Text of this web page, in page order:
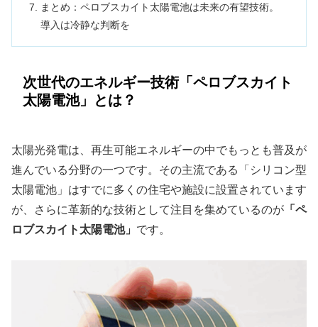
まとめ：ペロブスカイト太陽電池は未来の有望技術。
導入は冷静な判断を
次世代のエネルギー技術「ペロブスカイト
太陽電池」とは？
太陽光発電は、再生可能エネルギーの中でもっとも普及が
進んでいる分野の一つです。その主流である「シリコン型
太陽電池」はすでに多くの住宅や施設に設置されています
が、さらに革新的な技術として注目を集めているのが 「ペ
ロブスカイト太陽電池」 です。